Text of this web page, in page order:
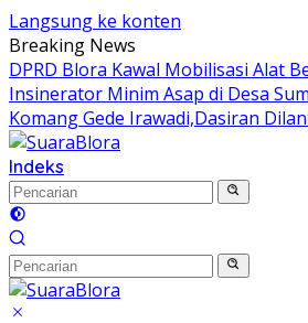
Langsung ke konten
Breaking News
DPRD Blora Kawal Mobilisasi Alat
Insinerator Minim Asap di Desa
Komang Gede Irawadi,Dasiran
Indeks